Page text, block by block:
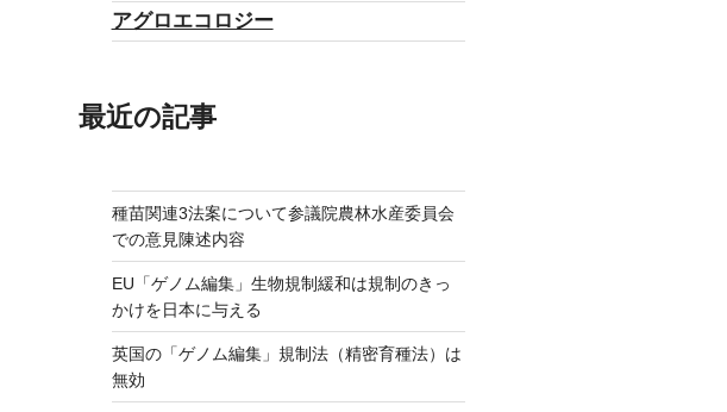
アグロエコロジー
最近の記事
種苗関連3法案について参議院農林水産委員会
での意見陳述内容
EU「ゲノム編集」生物規制緩和は規制のきっ
かけを日本に与える
英国の「ゲノム編集」規制法（精密育種法）は
無効